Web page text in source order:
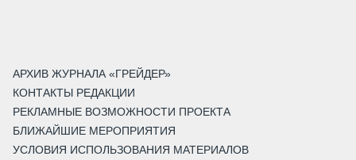
АРХИВ ЖУРНАЛА «ГРЕЙДЕР»
КОНТАКТЫ РЕДАКЦИИ
РЕКЛАМНЫЕ ВОЗМОЖНОСТИ ПРОЕКТА
БЛИЖАЙШИЕ МЕРОПРИЯТИЯ
УСЛОВИЯ ИСПОЛЬЗОВАНИЯ МАТЕРИАЛОВ